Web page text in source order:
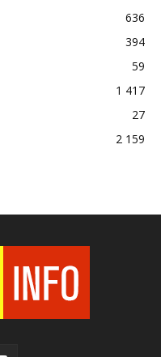
636
394
59
1 417
27
2 159